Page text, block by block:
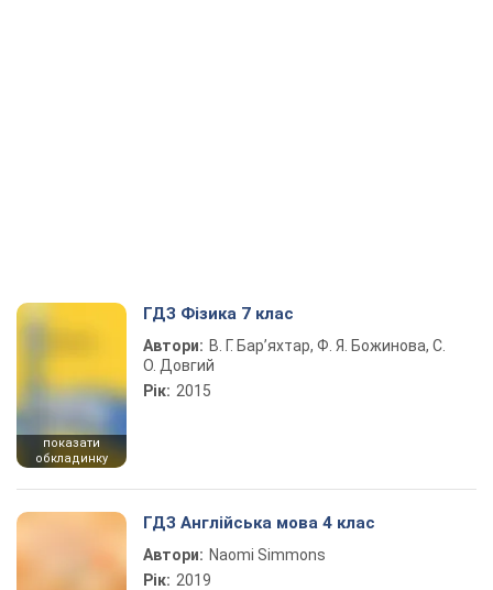
показати
обкладинку
ГДЗ Фізика 7 клас
Автори: В. Г. Бар’яхтар, Ф. Я. Божинова, С.
О. Довгий
Рік: 2015
ГДЗ Англійська мова 4 клас
Автори: Naomi Simmons
Рік: 2019